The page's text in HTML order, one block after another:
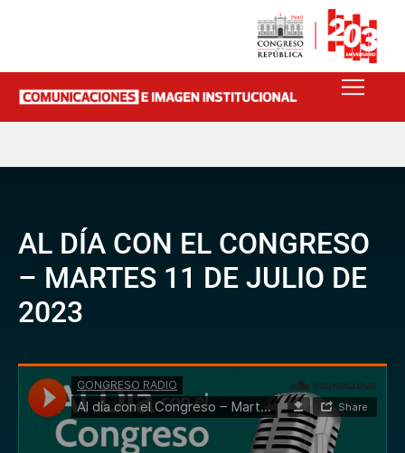
AL DÍA CON EL CONGRESO
– MARTES 11 DE JULIO DE
2023